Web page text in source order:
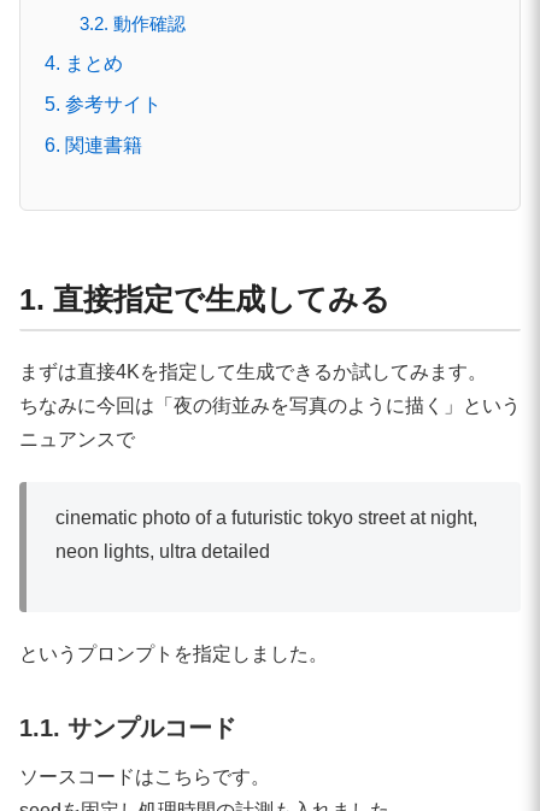
3.2. 動作確認
4. まとめ
5. 参考サイト
6. 関連書籍
1. 直接指定で生成してみる
まずは直接4Kを指定して生成できるか試してみます。
ちなみに今回は「夜の街並みを写真のように描く」という
ニュアンスで
cinematic photo of a futuristic tokyo street at night,
neon lights, ultra detailed
というプロンプトを指定しました。
1.1. サンプルコード
ソースコードはこちらです。